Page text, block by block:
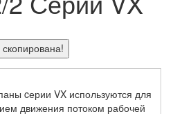
cерии VX используются для
движения потоком рабочей